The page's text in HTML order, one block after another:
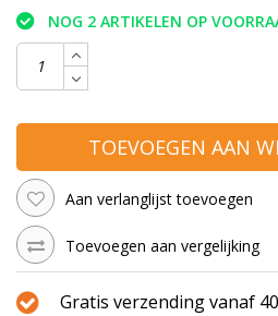
NOG 2 ARTIKELEN OP
TOEVOEGEN AAN
Aan verlanglijst toevoegen
Toevoegen aan vergelijking
Gratis verzending vanaf